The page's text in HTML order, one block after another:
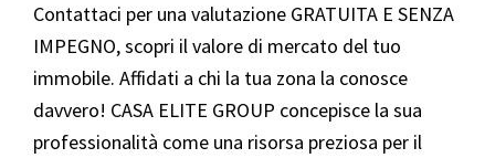
Contattaci per una valutazione GRATUITA E SENZA
IMPEGNO, scopri il valore di mercato del tuo
immobile. Affidati a chi la tua zona la conosce
davvero! CASA ELITE GROUP concepisce la sua
professionalità come una risorsa preziosa per il